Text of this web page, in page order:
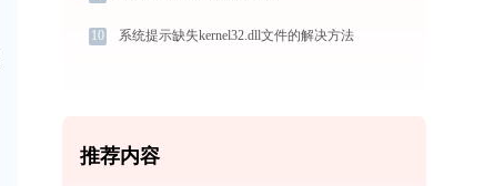
10 系统提示缺失kernel32.dll文件的解决方法
推荐内容